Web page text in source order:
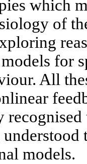
which
of
for
All
models.